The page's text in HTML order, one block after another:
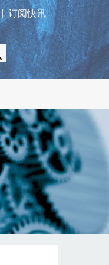
订阅快讯